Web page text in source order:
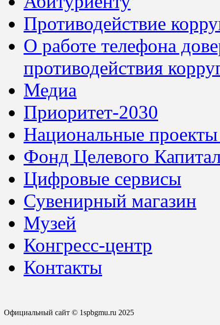
Противодействие
О работе телефона
противодействия
Медиа
Приоритет-2030
Национальные
Фонд Целевого
Цифровые сервисы
Сувенирный магазин
Музей
Конгресс-центр
Контакты
Официальный сайт © 1spbgmu.ru 2025